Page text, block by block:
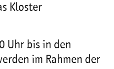
Kloster
Uhr bis in den
im Rahmen der